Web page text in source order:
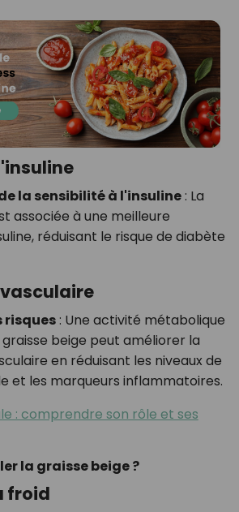
la sensibilité à l'insuline: La
associée à une meilleure
réduisant le risque de diabète
risques: Une activité métabolique
beige peut améliorer la
en réduisant les niveaux de
et les marqueurs inflammatoires.
: comprendre son rôle et ses
la graisse beige ?
froid